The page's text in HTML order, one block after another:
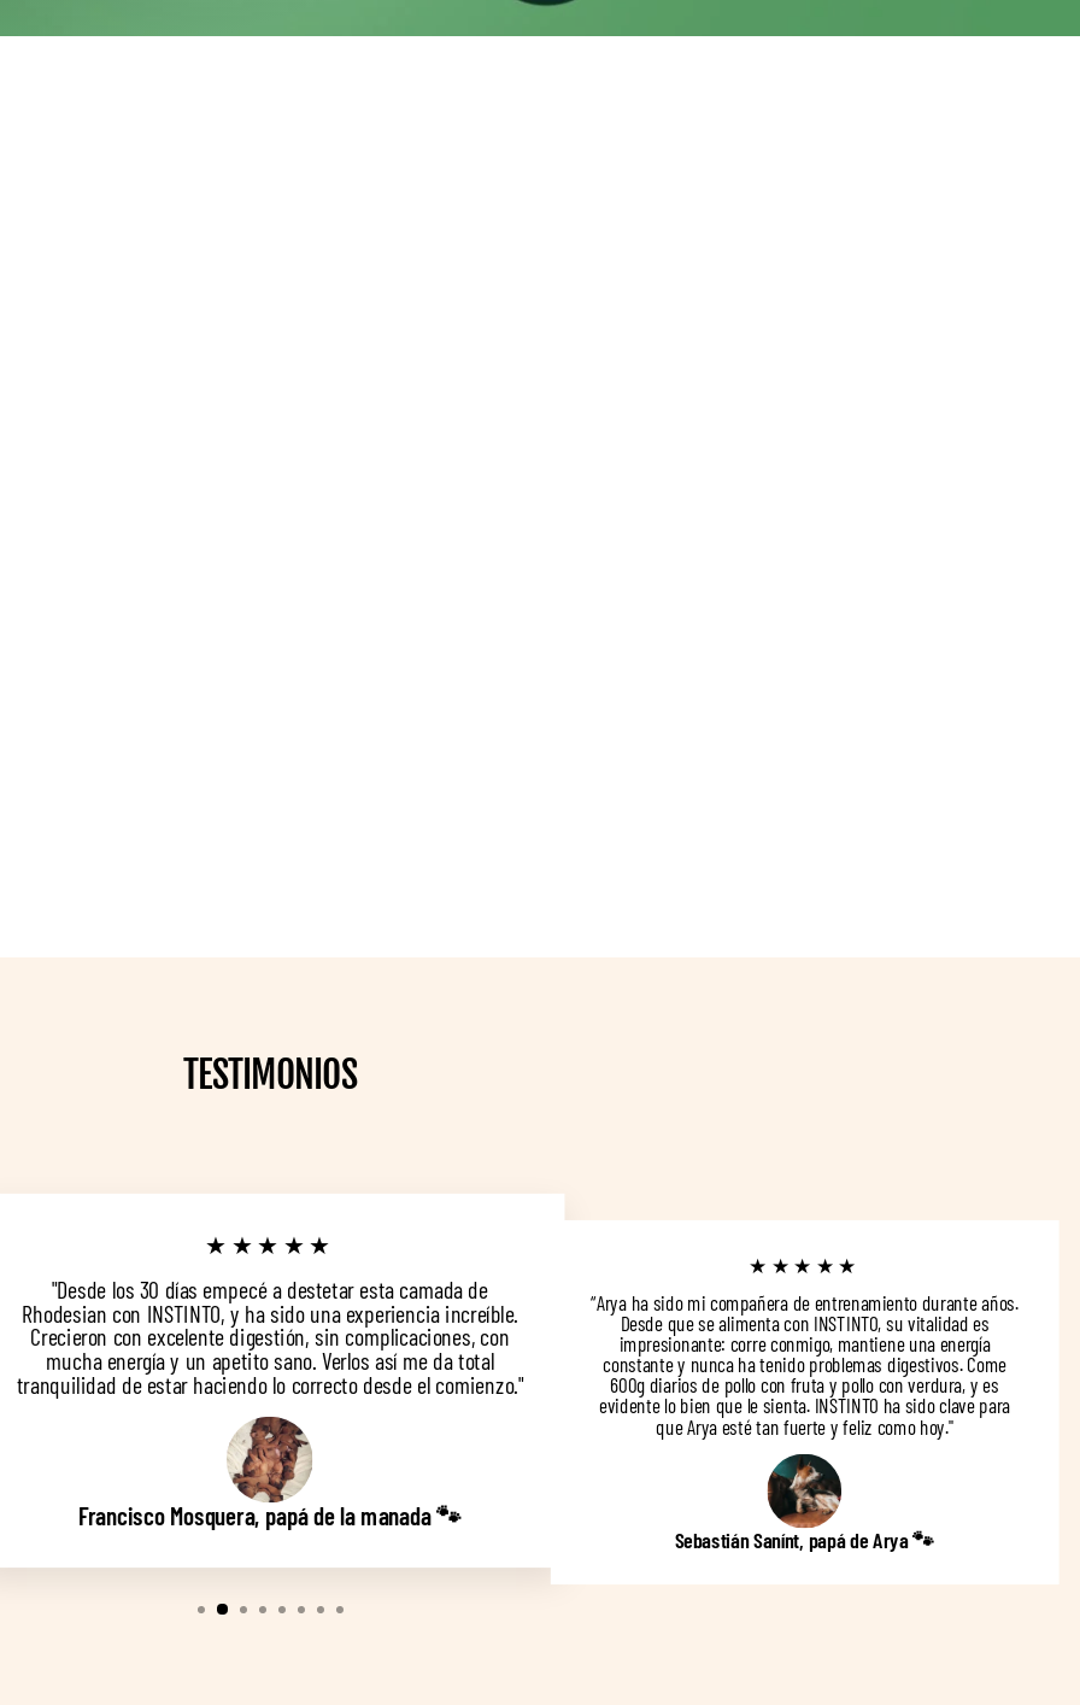
TESTIMONIOS
★★★★★
"Desde los 30 días empecé a destetar esta camada de
Rhodesian con INSTINTO, y ha sido una experiencia increíble.
Crecieron con excelente digestión, sin complicaciones, con
mucha energía y un apetito sano. Verlos así me da total
tranquilidad de estar haciendo lo correcto desde el comienzo."
Francisco Mosquera, papá de la manada 🐾
★★★★★
“Arya ha sido mi compañera de entrenamiento durante años.
Desde que se alimenta con INSTINTO, su vitalidad es
impresionante: corre conmigo, mantiene una energía
constante y nunca ha tenido problemas digestivos. Come
600g diarios de pollo con fruta y pollo con verdura, y es
evidente lo bien que le sienta. INSTINTO ha sido clave para
que Arya esté tan fuerte y feliz como hoy."
Sebastián Sanínt, papá de Arya 🐾